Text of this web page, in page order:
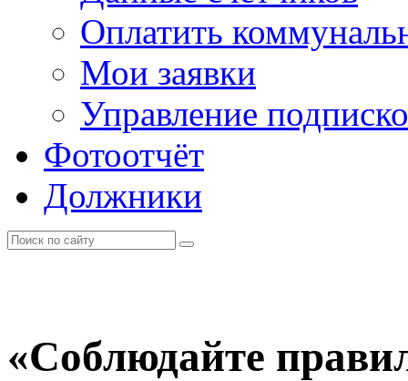
Оплатить
Мои заявки
Управление
Фотоотчёт
Должники
«Соблюдайте